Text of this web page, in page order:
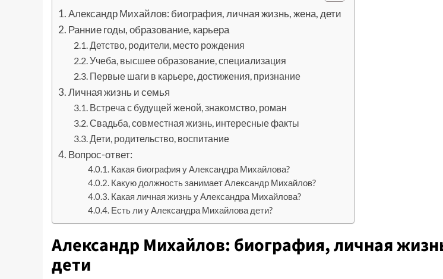
Александр Михайлов: биография, личная жизнь, жена, дети
Ранние годы, образование, карьера
Детство, родители, место рождения
Учеба, высшее образование, специализация
Первые шаги в карьере, достижения, признание
Личная жизнь и семья
Встреча с будущей женой, знакомство, роман
Свадьба, совместная жизнь, интересные факты
Дети, родительство, воспитание
Вопрос-ответ:
Какая биография у Александра Михайлова?
Какую должность занимает Александр Михайлов?
Какая личная жизнь у Александра Михайлова?
Есть ли у Александра Михайлова дети?
Александр Михайлов: биография, личная
дети